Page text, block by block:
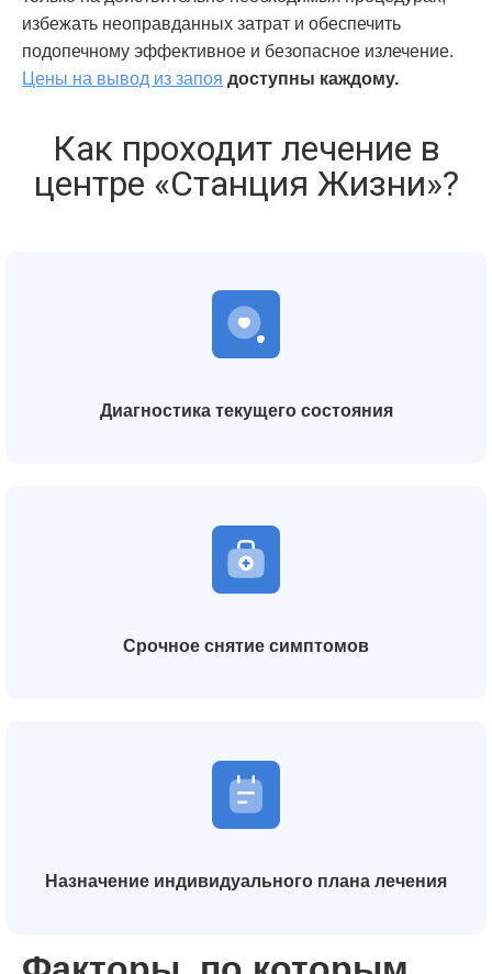
избежать неоправданных затрат и обеспечить
подопечному эффективное и безопасное излечение.
Цены на вывод из запоя доступны каждому.
Как проходит лечение в
центре «Станция Жизни»?
Диагностика текущего состояния
Срочное снятие симптомов
Назначение индивидуального плана лечения